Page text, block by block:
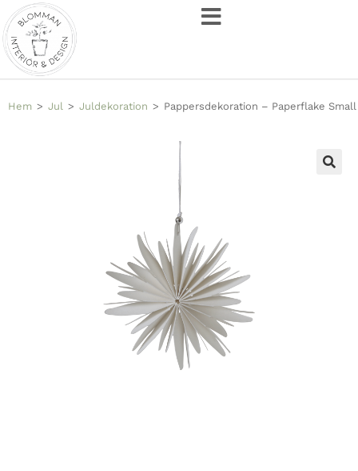
Hem > Jul > Juldekoration > Pappersdekoration – Paperflake Small